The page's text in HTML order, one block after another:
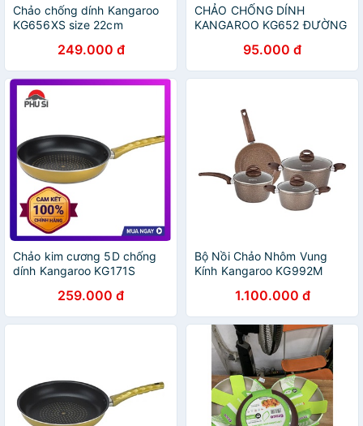
Chảo chống dính Kangaroo
KG656XS size 22cm
249.000 đ
CHẢO CHỐNG DÍNH
KANGAROO KG652 ĐƯỜNG
95.000 đ
Chảo kim cương 5D chống
dính Kangaroo KG171S
259.000 đ
Bộ Nồi Chảo Nhôm Vung
Kính Kangaroo KG992M
1.100.000 đ